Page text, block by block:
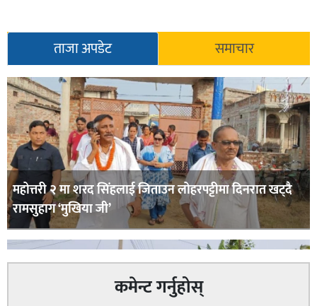
स्वास्थ्य
ताजा अपडेट समाचार
महोत्तरी २ मा शरद सिंहलाई जिताउन लोहरपट्टीमा दिनरात खट्दै
रामसुहाग ‘मुखिया जी’
कमेन्ट गर्नुहोस्